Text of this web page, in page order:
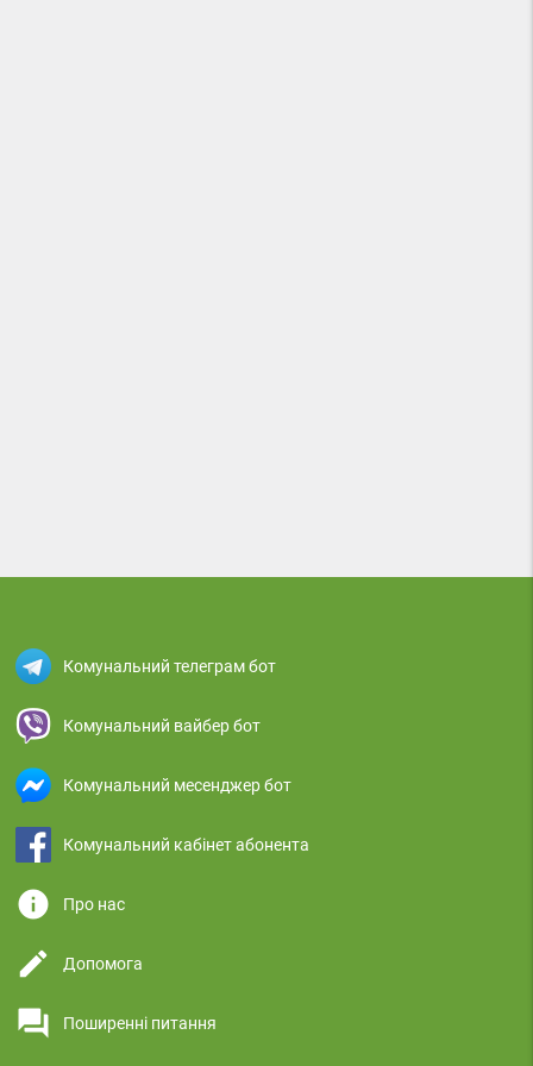
Комунальний телеграм бот
Комунальний вайбер бот
Комунальний месенджер бот
Комунальний кабінет абонента
info Про нас
edit Допомога
question_answer Поширенні питання